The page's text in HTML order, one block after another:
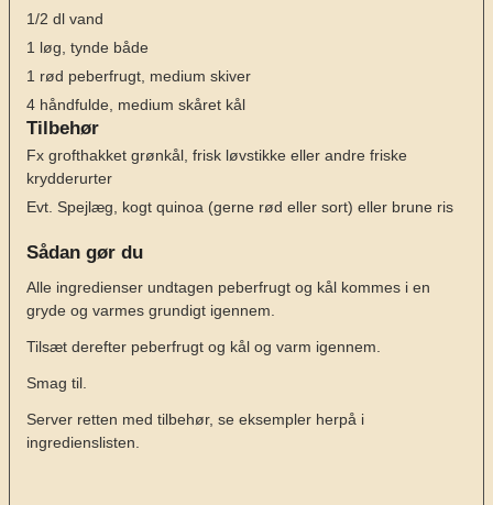
1/2 dl vand
1 løg, tynde både
1 rød peberfrugt, medium skiver
4 håndfulde, medium skåret kål
Tilbehør
Fx grofthakket grønkål, frisk løvstikke eller andre friske
krydderurter
Evt. Spejlæg, kogt quinoa (gerne rød eller sort) eller brune ris
Sådan gør du
Alle ingredienser undtagen peberfrugt og kål kommes i en
gryde og varmes grundigt igennem.
Tilsæt derefter peberfrugt og kål og varm igennem.
Smag til.
Server retten med tilbehør, se eksempler herpå i
ingredienslisten.